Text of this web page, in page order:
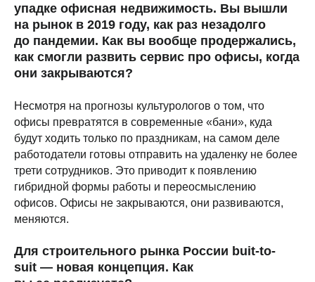
упадке офисная недвижимость. Вы вышли
на рынок в 2019 году, как раз незадолго
до пандемии. Как вы вообще продержались,
как смогли развить сервис про офисы, когда
они закрываются?
Несмотря на прогнозы культурологов о том, что
офисы превратятся в современные «бани», куда
будут ходить только по праздникам, на самом деле
работодатели готовы отправить на удаленку не более
трети сотрудников. Это приводит к появлению
гибридной формы работы и переосмыслению
офисов. Офисы не закрываются, они развиваются,
меняются.
Для строительного рынка России buit-to-
suit — новая концепция. Как